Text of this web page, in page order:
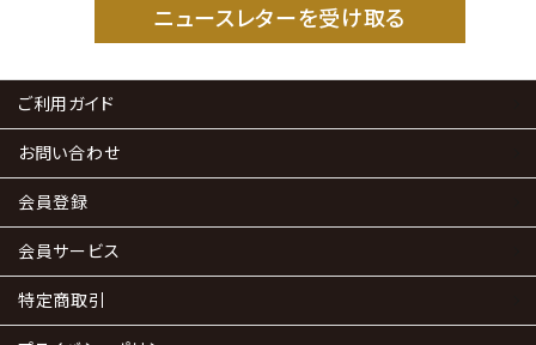
ニュースレターを受け取る
ご利用ガイド
お問い合わせ
会員登録
会員サービス
特定商取引